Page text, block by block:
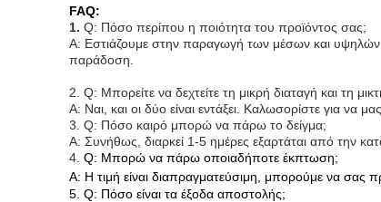
FAQ:
1. Q: Πόσο περίπου η ποιότητα του προϊόντος σας;
Α: Εστιάζουμε στην παραγωγή των μέσων και υψηλών
παράδοση.
2. Q: Μπορείτε να δεχτείτε τη μικρή διαταγή και τη
Α: Ναι, και οι δύο είναι εντάξει. Καλωσορίστε για να
3. Q: Πόσο καιρό μπορώ να πάρω το δείγμα;
Α: Συνήθως, διαρκεί 1-5 ημέρες εξαρτάται από την
4. Q: Μπορώ να πάρω οποιαδήποτε έκπτωση;
Α: Η τιμή είναι διαπραγματεύσιμη, μπορούμε να
5. Q: Πόσο είναι τα έξοδα αποστολής;